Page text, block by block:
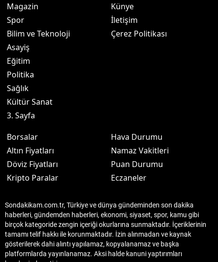
Magazin
Spor
Bilim ve Teknoloji
Asayiş
Eğitim
Politika
Sağlık
Kültür Sanat
3. Sayfa
Künye
İletişim
Çerez Politikası
Borsalar
Altın Fiyatları
Döviz Fiyatları
Kripto Paralar
Hava Durumu
Namaz Vakitleri
Puan Durumu
Eczaneler
Sondakikam.com.tr, Türkiye ve dünya gündeminden son dakika
haberleri, gündemden haberleri, ekonomi, siyaset, spor, kamu gibi
birçok kategoride zengin içeriği okurlarına sunmaktadır. İçeriklerinin
tamamı telif hakkı ile korunmaktadır. İzin alınmadan ve kaynak
gösterilerek dahi alıntı yapılamaz, kopyalanamaz ve başka
platformlarda yayınlanamaz. Aksi halde kanuni yaptırımları